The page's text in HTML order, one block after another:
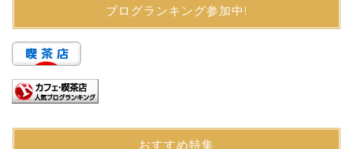
ブログランキング参加中!
おすすめ特集